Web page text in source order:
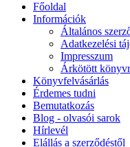
Főoldal
Információk
Általános
Adatkezelési
Impresszum
Árkötött
Könyvfelvásárlás
Érdemes tudni
Bemutatkozás
Blog - olvasói sarok
Hírlevél
Elállás a szerződéstől